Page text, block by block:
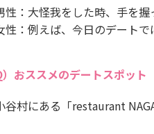
性：大怪我をした時、手を握
性：例えば、今日のデート
おススメのデートスポット
谷村にある「restaurant